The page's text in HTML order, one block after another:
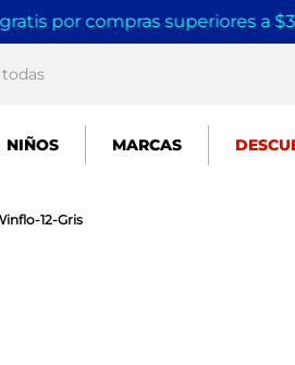
por compras superiores a
todas
NIÑOS MARCAS
12-Gris